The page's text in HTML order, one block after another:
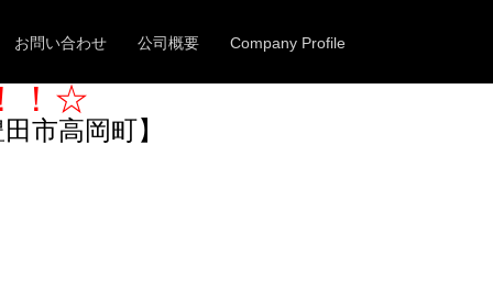
wps/wp-includes/post-template.php
お問い合わせ 公司概要 Company Profile
！☆
市高岡町】